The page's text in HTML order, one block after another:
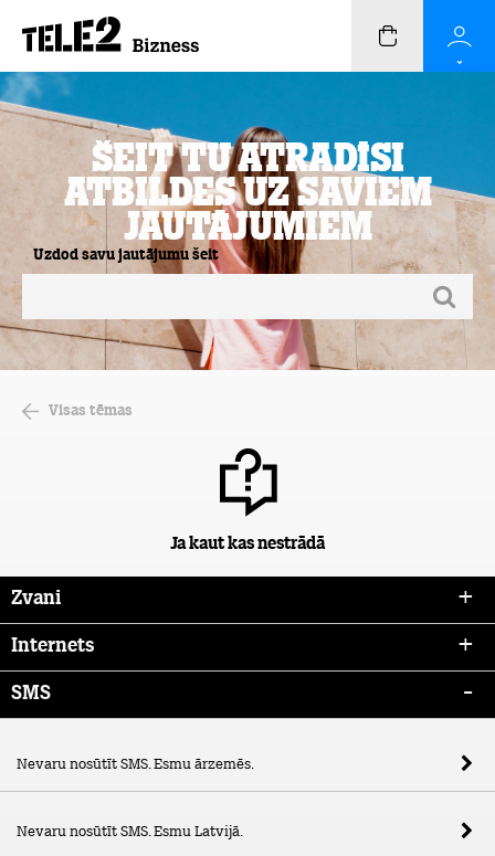
Šeit Tu atradīsi
atbildes uz saviem
jautājumiem
Uzdod savu jautājumu šeit
Visas tēmas
Ja kaut kas nestrādā
Zvani
Internets
SMS
Nevaru nosūtīt SMS. Esmu ārzemēs.
Nevaru nosūtīt SMS. Esmu Latvijā.